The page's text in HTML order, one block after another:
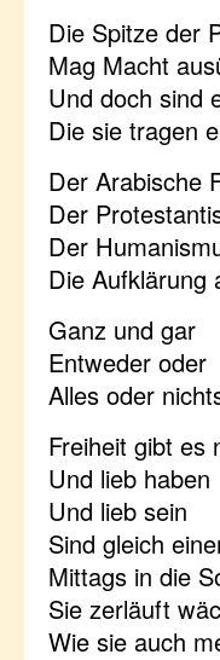
Die Spitze der
Mag Macht
Und doch sind
Die sie tragen
Der Arabische
Der
Der
Die Aufklärung
Ganz und gar
Entweder oder
Alles oder
Freiheit gibt es
Und lieb haben
Und lieb sein
Sind gleich
Mittags in die
Sie zerläuft
Wie sie auch